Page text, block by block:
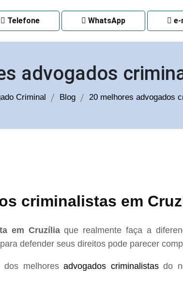
Telefone WhatsApp e-
advogados
Criminal Blog 20 melhores advogados
criminalistas em
em Cruzíliaque realmente faça a
defender seus direitos pode parecer
dos melhoresadvogados criminalistasdo